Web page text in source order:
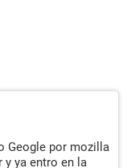
Geogle por mozilla
y ya entro en la